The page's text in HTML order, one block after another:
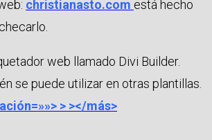
christianasto.com está hecho
web llamado Divi Builder.
se puede utilizar en otras plantillas.
> ></más>